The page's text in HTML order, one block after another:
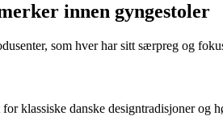
innen gyngestoler
som hver har sitt særpreg og
klassiske danske designtradisjoner og